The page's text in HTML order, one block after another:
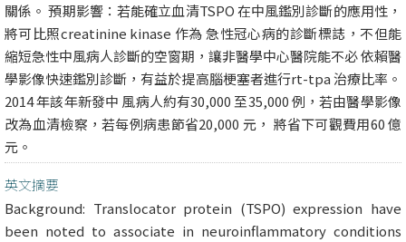
關係。 預期影響：若能確立血清TSPO 在中風鑑別診斷的應用性，
將可比照creatinine kinase 作為 急性冠心病的診斷標誌，不但能
縮短急性中風病人診斷的空窗期，讓非醫學中心醫院能不必 依賴醫
學影像快速鑑別診斷，有益於提高腦梗塞者進行rt-tpa 治療比率。
2014 年該年新發中 風病人約有30,000 至35,000 例，若由醫學影像
改為血清檢察，若每例病患節省20,000 元， 將省下可觀費用60 億
元。
英文摘要
Background: Translocator protein (TSPO) expression have
been noted to associate in neuroinflammatory conditions